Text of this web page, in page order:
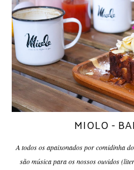
MIOLO -
A todos os apaixonados por comidinha
são música para os nossos ouvidos